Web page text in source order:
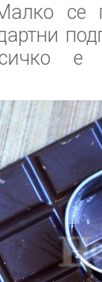
се
е